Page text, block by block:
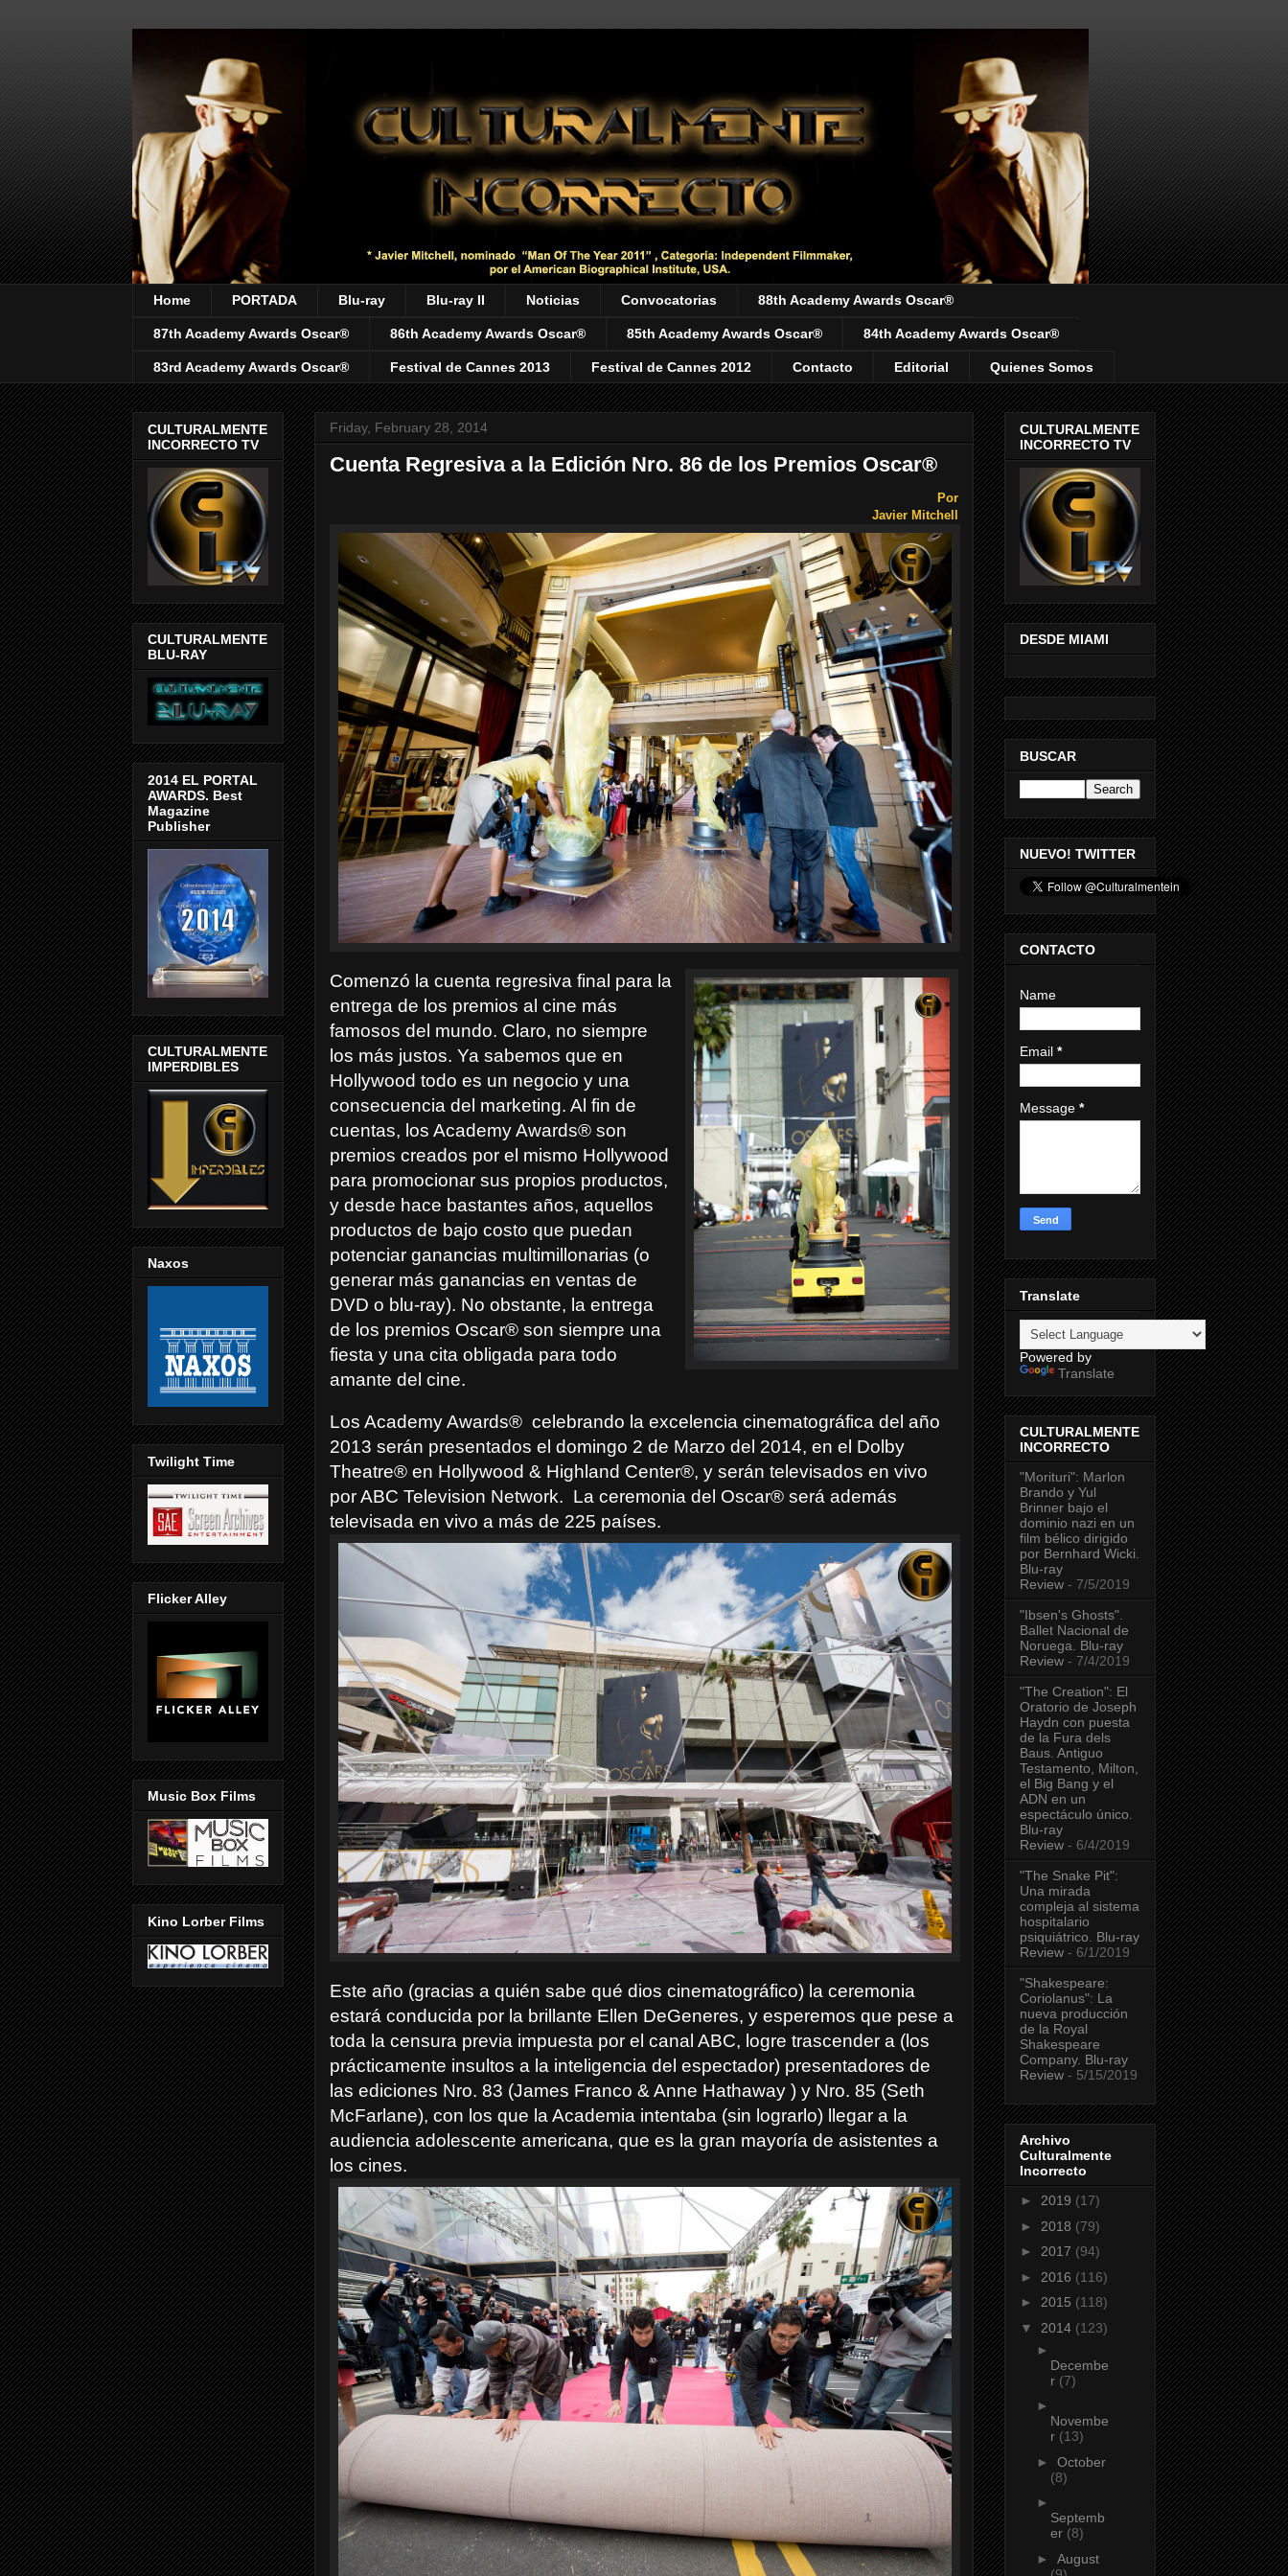
Home PORTADA Blu-ray Blu-ray II Noticias Convocatorias 88th Academy Awards Oscar®
87th Academy Awards Oscar® 86th Academy Awards Oscar® 85th Academy Awards Oscar® 84th Academy Awards Oscar®
83rd Academy Awards Oscar® Festival de Cannes 2013 Festival de Cannes 2012 Contacto Editorial Quienes Somos
Friday, February 28, 2014
Cuenta Regresiva a la Edición Nro. 86 de los Premios Oscar®
Por
Javier Mitchell
Comenzó la cuenta regresiva final para la
entrega de los premios al cine más
famosos del mundo. Claro, no siempre
los más justos. Ya sabemos que en
Hollywood todo es un negocio y una
consecuencia del marketing. Al fin de
cuentas, los Academy Awards® son
premios creados por el mismo Hollywood
para promocionar sus propios productos,
y desde hace bastantes años, aquellos
productos de bajo costo que puedan
potenciar ganancias multimillonarias (o
generar más ganancias en ventas de
DVD o blu-ray). No obstante, la entrega
de los premios Oscar® son siempre una
fiesta y una cita obligada para todo
amante del cine.
Los Academy Awards® celebrando la excelencia cinematográfica del año
2013 serán presentados el domingo 2 de Marzo del 2014, en el Dolby
Theatre® en Hollywood & Highland Center®, y serán televisados en vivo
por ABC Television Network. La ceremonia del Oscar® será además
televisada en vivo a más de 225 países.
Este año (gracias a quién sabe qué dios cinematográfico) la ceremonia
estará conducida por la brillante Ellen DeGeneres, y esperemos que pese a
toda la censura previa impuesta por el canal ABC, logre trascender a (los
prácticamente insultos a la inteligencia del espectador) presentadores de
las ediciones Nro. 83 (James Franco & Anne Hathaway ) y Nro. 85 (Seth
McFarlane), con los que la Academia intentaba (sin lograrlo) llegar a la
audiencia adolescente americana, que es la gran mayoría de asistentes a
los cines.
CULTURALMENTE
INCORRECTO TV
CULTURALMENTE
BLU-RAY
2014 EL PORTAL
AWARDS. Best
Magazine
Publisher
CULTURALMENTE
IMPERDIBLES
Naxos
Twilight Time
Flicker Alley
Music Box Films
Kino Lorber Films
CULTURALMENTE
INCORRECTO TV
DESDE MIAMI
BUSCAR
NUEVO! TWITTER
CONTACTO
Name
Email *
Message *
Translate
Powered by
Translate
CULTURALMENTE
INCORRECTO
"Morituri": Marlon
Brando y Yul
Brinner bajo el
dominio nazi en un
film bélico dirigido
por Bernhard Wicki.
Blu-ray
Review - 7/5/2019
"Ibsen's Ghosts".
Ballet Nacional de
Noruega. Blu-ray
Review - 7/4/2019
"The Creation": El
Oratorio de Joseph
Haydn con puesta
de la Fura dels
Baus. Antiguo
Testamento, Milton,
el Big Bang y el
ADN en un
espectáculo único.
Blu-ray
Review - 6/4/2019
"The Snake Pit":
Una mirada
compleja al sistema
hospitalario
psiquiátrico. Blu-ray
Review - 6/1/2019
"Shakespeare:
Coriolanus": La
nueva producción
de la Royal
Shakespeare
Company. Blu-ray
Review - 5/15/2019
Archivo
Culturalmente
Incorrecto
► 2019 (17)
► 2018 (79)
► 2017 (94)
► 2016 (116)
► 2015 (118)
▼ 2014 (123)
►
Decembe
r (7)
►
Novembe
r (13)
► October
(8)
►
Septemb
er (8)
► August